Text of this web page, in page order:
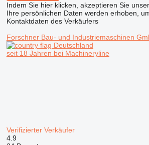
Indem Sie hier klicken, akzeptieren Sie
Ihre persönlichen Daten werden erhoben,
Kontaktdaten des Verkäufers
Forschner Bau- und Industriemaschinen
Deutschland
seit 18 Jahren bei Machineryline
Verifizierter Verkäufer
4.9